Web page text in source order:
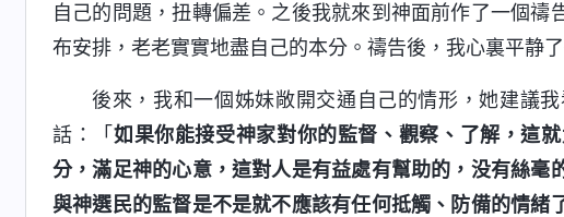
自己的問題，扭轉偏差。之後我就來到神面前作了一個
布安排，老老實實地盡自己的本分。禱告後，我心裏平静了
後來，我和一個姊妹敞開交通自己的情形，她建議
話：「 如果你能接受神家對你的監督、觀察、了解，這
分，滿足神的心意，這對人是有益處有幫助的，没有絲
與神選民的監督是不是就不應該有任何抵觸、防備的情緒